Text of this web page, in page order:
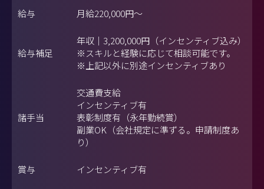
給与 月給220,000円～
給与補足
年収｜3,200,000円（インセンティブ込み）
※スキルと経験に応じて相談可能です。
※上記以外に別途インセンティブあり
諸手当
交通費支給
インセンティブ有
表彰制度有（永年勤続賞）
副業OK（会社規定に準ずる。申請制度あ
り）
賞与 インセンティブ有